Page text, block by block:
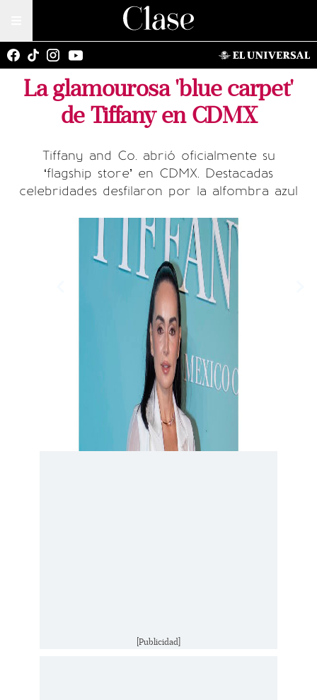
La glamourosa 'blue carpet'
de Tiffany en CDMX
Tiffany and Co. abrió oficialmente su
‘flagship store’ en CDMX. Destacadas
celebridades desfilaron por la alfombra azul
[Publicidad]